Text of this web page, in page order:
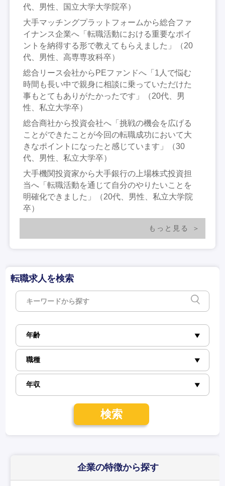
代、男性、国立大学大学院卒）
大手マッチングプラットフォームから総合ファ
イナンス企業へ「転職活動における重要なポイ
ントを納得する形で教えてもらえました」（20
代、男性、高専専攻科卒）
総合リース会社からPEファンドへ「1人で悩む
時間も長い中で親身に相談に乗っていただけた
事もとてもありがたかったです」（20代、男
性、私立大学卒）
総合商社から投資会社へ「挑戦の機会を広げる
ことができたことが今回の転職成功において大
きなポイントになったと感じています」（30
代、男性、私立大学卒）
大手機関投資家から大手銀行の上場株式投資担
当へ「転職活動を通じて自分のやりたいことを
明確化できました」（20代、男性、私立大学院
卒）
もっと見る
転職求人を検索
検索
企業の特徴から探す